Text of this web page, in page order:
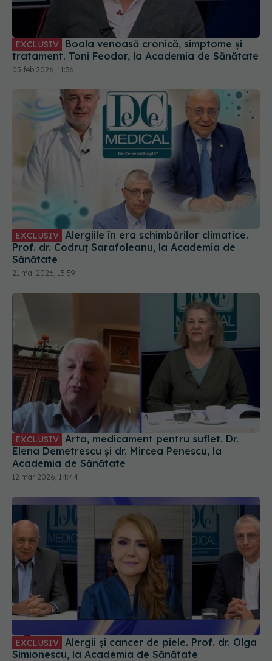
EXCLUSIV
tratament. Toni Feodor, la Academia de Sănătate
05 feb 2026, 11:36
EXCLUSIV
Prof. dr. Codruț Sarafoleanu, la Academia de
Sănătate
21 mai 2026, 15:59
EXCLUSIV
Elena Demetrescu și dr. Mircea Penescu, la
Academia de Sănătate
12 mar 2026, 14:44
EXCLUSIV
Simionescu, la Academia de Sănătate